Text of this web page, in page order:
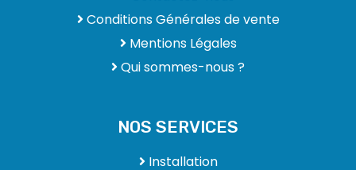
Conditions Générales de vente
Mentions Légales
Qui sommes-nous ?
NOS SERVICES
Installation